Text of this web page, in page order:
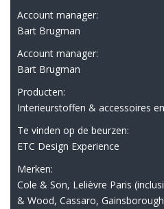
Account manager:
Bart Brugman
Account manager:
Bart Brugman
Producten:
Interieurstoffen & accessoires
Te vinden op de beurzen:
ETC Design Experience
Merken:
Cole & Son, Lelièvre Paris
& Wood, Cassaro,